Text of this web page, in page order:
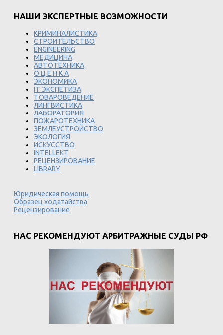
НАШИ ЭКСПЕРТНЫЕ ВОЗМОЖНОСТИ
КРИМИНАЛИСТИКА
СТРОИТЕЛЬСТВО
ENGINEERING
МЕДИЦИНА
АВТОТЕХНИКА
О Ц Е Н К А
ЭКОНОМИКА
IT ЭКСПЕТИЗА
ТОВАРОВЕДЕНИЕ
ЛИНГВИСТИКА
ЛАБОРАТОРИЯ
ПОЖАРОТЕХНИКА
ЗЕМЛЕУСТРОЙСТВО
ЭКОЛОГИЯ
ИСКУССТВО
INTELLEKT
РЕЦЕНЗИРОВАНИЕ
LIBRARY
Юридическая помощь
Образец ходатайства
Рецензирование
НАС РЕКОМЕНДУЮТ АРБИТРАЖНЫЕ СУДЫ РФ